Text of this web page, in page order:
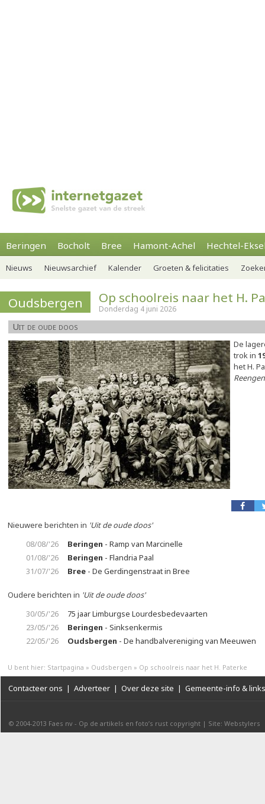
Beringen Bocholt Bree Hamont-Achel Hechtel-
Nieuws Nieuwsarchief Kalender Groeten & felicitaties
Oudsbergen Op schoolreis naar het H.
Donderdag 4 juni 2026
Uit de oude doos
De
trok in
het H.
Nieuwere berichten in 'Uit de oude doos'
08/08/'26
Beringen - Ramp van Marcinelle
01/08/'26
Beringen - Flandria Paal
31/07/'26
Bree - De Gerdingenstraat in Bree
Oudere berichten in 'Uit de oude doos'
30/05/'26
75 jaar Limburgse Lourdesbedevaarten
23/05/'26
Beringen - Sinksenkermis
22/05/'26
Oudsbergen - De handbalvereniging van Meeuwen
U bent hier: Startpagina » Oudsbergen » Op schoolreis naar het H. Paterke
Contacteer ons | Adverteer | Over deze site | Gemeente-info & links
© 2004-2013 Faes nv - Op de artikels en foto’s rust copyright | Site: Webstylers